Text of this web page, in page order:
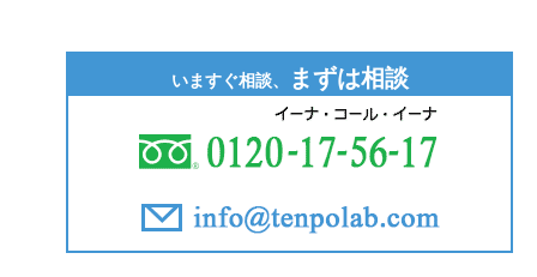
いますぐ相談、 まずは相談